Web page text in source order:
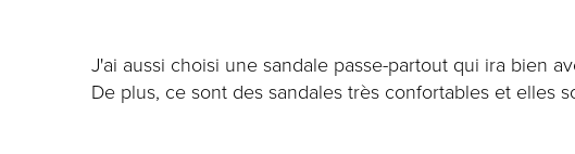
J'ai aussi choisi une sandale passe-partout qui ira bien
De plus, ce sont des sandales très confortables et elles